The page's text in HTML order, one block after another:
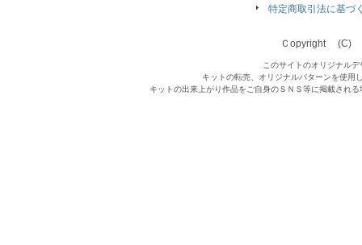
特定商取引法に基づ
Ｃopyright (C)
このサイトのオリジナル
キットの転売、オリジナルパターンを使用
キットの出来上がり作品をご自身のＳＮＳ等に掲載され